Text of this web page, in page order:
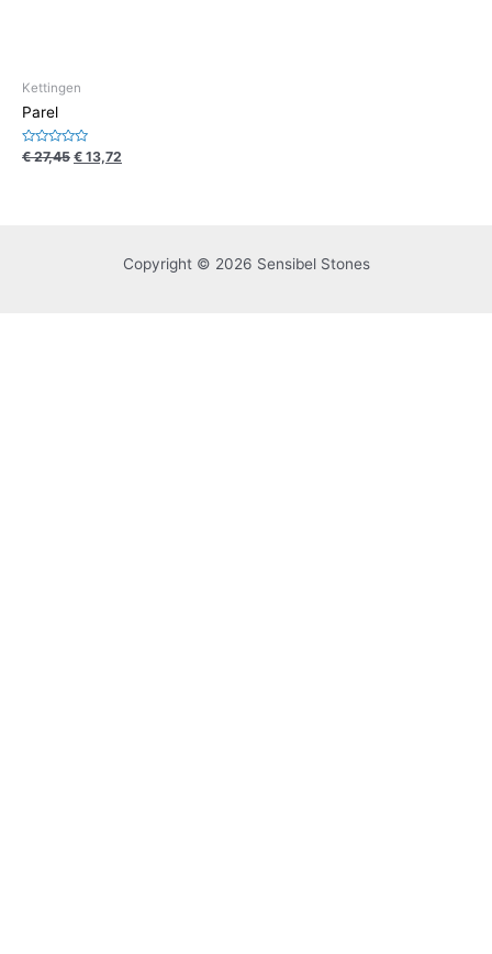
Kettingen
Parel
Waardering
€27,45 € 13,72
Copyright © 2026 Sensibel Stones